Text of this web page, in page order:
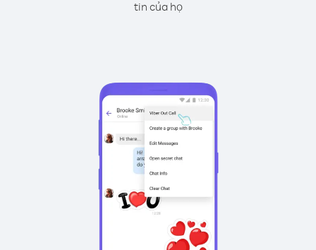
tin của họ